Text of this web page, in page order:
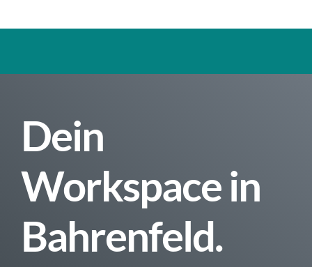
PRODUKTIVITÄTS-
Dein
Workspace in
Bahrenfeld.